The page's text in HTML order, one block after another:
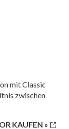
mit Classic
zwischen
KAUFEN »